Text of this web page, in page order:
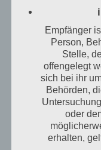
darüber, welche
betroffene
oder löscht der
der
entgegenstehen.
für die
betroffenen
Empfänger
Person,
Stelle,
offengelegt
sich bei ihr
Behörden,
oder
erhalten,